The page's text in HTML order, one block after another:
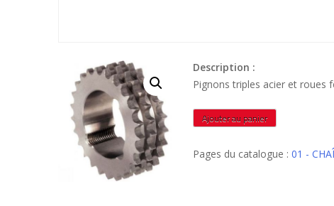
Description :
Pignons triples acier et roues
quantité
de
Ajouter au panier
Pages du catalogue : 01 -